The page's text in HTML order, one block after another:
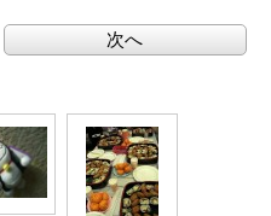
次へ